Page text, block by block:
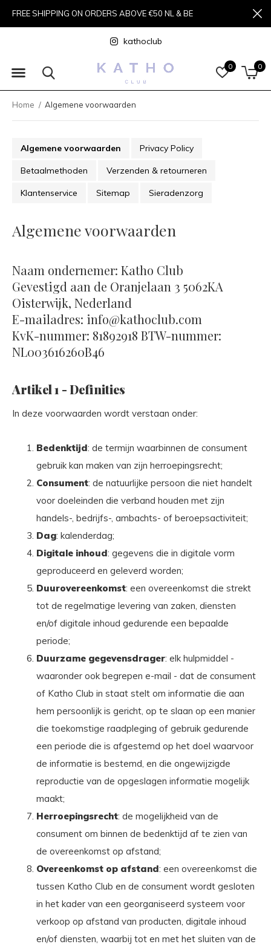
0 0
kathoclub
FREE SHIPPING ON ORDERS ABOVE €50 NL & BE
Home Algemene voorwaarden
Algemene voorwaarden Privacy Policy
Betaalmethoden Verzenden & retourneren
Klantenservice Sitemap Sieradenzorg
Algemene voorwaarden
Naam ondernemer: Katho Club
Gevestigd aan de Oranjelaan 3 5062KA
Oisterwijk, Nederland
E-mailadres: info@kathoclub.com
KvK-nummer: 81892918 BTW-nummer:
NL003616260B46
Artikel 1 - Definities
In deze voorwaarden wordt verstaan onder:
Bedenktijd: de termijn waarbinnen de consument
gebruik kan maken van zijn herroepingsrecht;
Consument: de natuurlijke persoon die niet handelt
voor doeleinden die verband houden met zijn
handels-, bedrijfs-, ambachts- of beroepsactiviteit;
Dag: kalenderdag;
Digitale inhoud: gegevens die in digitale vorm
geproduceerd en geleverd worden;
Duurovereenkomst: een overeenkomst die strekt
tot de regelmatige levering van zaken, diensten
en/of digitale inhoud gedurende een bepaalde
periode;
Duurzame gegevensdrager: elk hulpmiddel -
waaronder ook begrepen e-mail - dat de consument
of Katho Club in staat stelt om informatie die aan
hem persoonlijk is gericht, op te slaan op een manier
die toekomstige raadpleging of gebruik gedurende
een periode die is afgestemd op het doel waarvoor
de informatie is bestemd, en die ongewijzigde
reproductie van de opgeslagen informatie mogelijk
maakt;
Herroepingsrecht: de mogelijkheid van de
consument om binnen de bedenktijd af te zien van
de overeenkomst op afstand;
Overeenkomst op afstand: een overeenkomst die
tussen Katho Club en de consument wordt gesloten
in het kader van een georganiseerd systeem voor
verkoop op afstand van producten, digitale inhoud
en/of diensten, waarbij tot en met het sluiten van de